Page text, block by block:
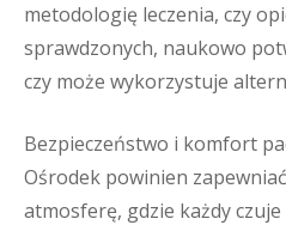
metodologię leczenia, czy
sprawdzonych, naukowo
czy może wykorzystuje
Bezpieczeństwo i komfort
Ośrodek powinien
atmosferę, gdzie każdy